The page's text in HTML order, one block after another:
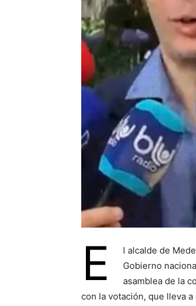
E
l alcalde de
Gobierno
asamblea de la
con la votación, que lleva